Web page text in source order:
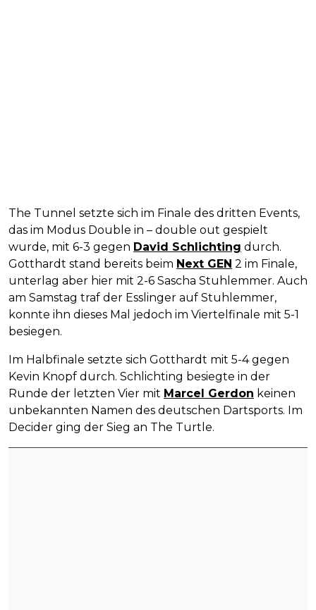
The Tunnel setzte sich im Finale des dritten Events,
das im Modus Double in – double out gespielt
wurde, mit 6-3 gegen David Schlichting durch.
Gotthardt stand bereits beim Next GEN 2 im Finale,
unterlag aber hier mit 2-6 Sascha Stuhlemmer. Auch
am Samstag traf der Esslinger auf Stuhlemmer,
konnte ihn dieses Mal jedoch im Viertelfinale mit 5-1
besiegen.
Im Halbfinale setzte sich Gotthardt mit 5-4 gegen
Kevin Knopf durch. Schlichting besiegte in der
Runde der letzten Vier mit Marcel Gerdon keinen
unbekannten Namen des deutschen Dartsports. Im
Decider ging der Sieg an The Turtle.